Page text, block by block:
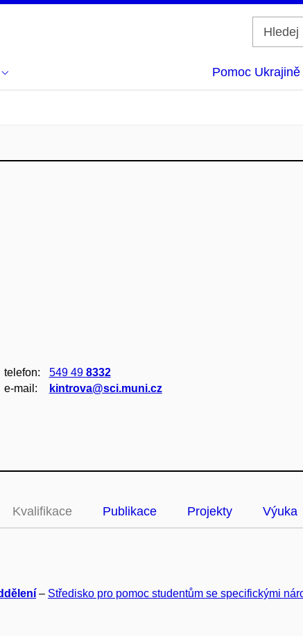
Pomoc Ukrajině
telefon: 549 49 8332
e‑mail:
kintrova@sci.muni.cz
Kvalifikace Publikace Projekty Výuka
– Středisko pro pomoc studentům se specifickými